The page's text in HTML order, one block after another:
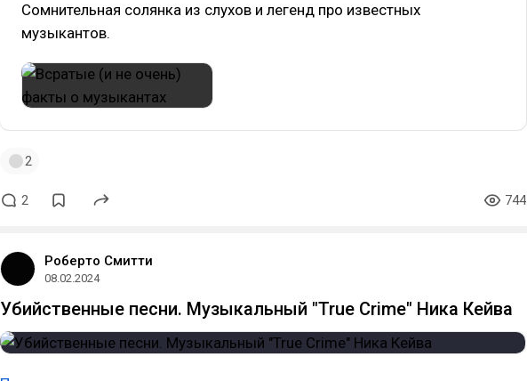
Сомнительная солянка из слухов и легенд про известных
музыкантов.
2
2 744
Роберто Смитти
08.02.2024
Убийственные песни. Музыкальный "True Crime" Ника Кейва